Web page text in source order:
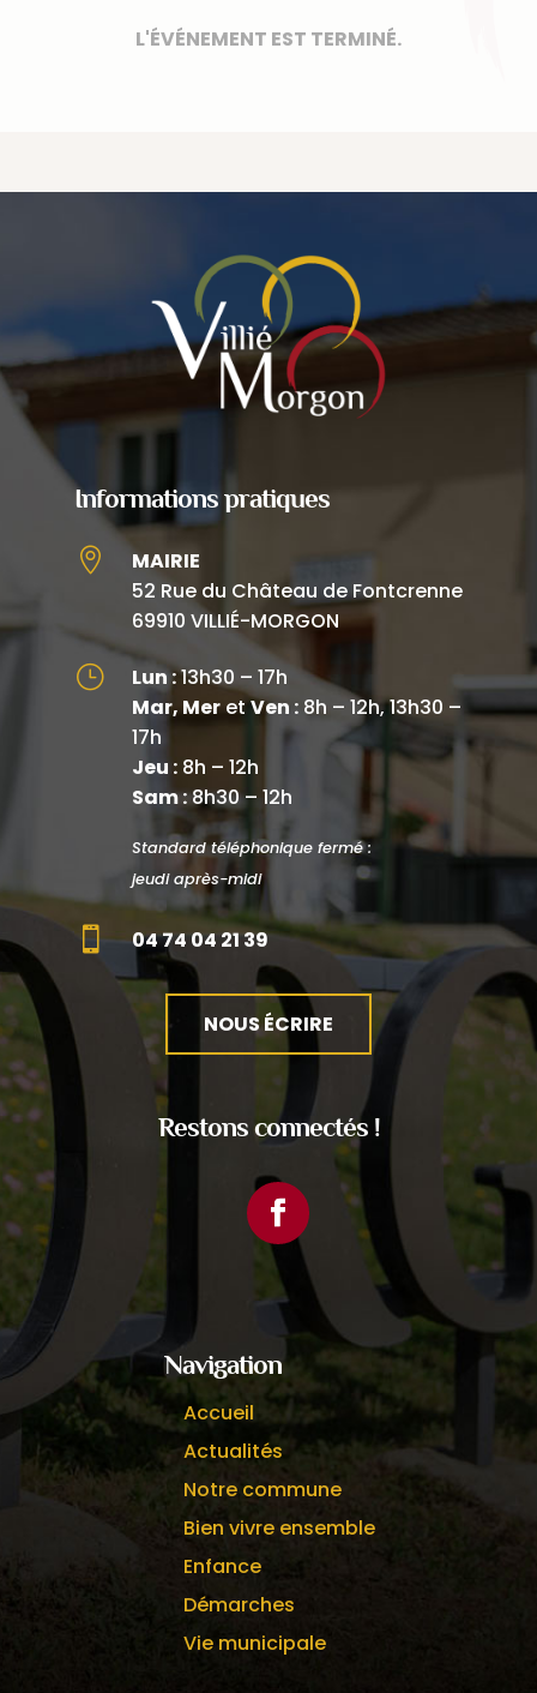
L'ÉVÉNEMENT EST TERMINÉ.
Informations pratiques

MAIRIE
52 Rue du Château de Fontcrenne
69910 VILLIÉ-MORGON
} Lun :13h30 – 17h
Mar, MeretVen :8h – 12h, 13h30 –
17h
Jeu :8h – 12h
Sam :8h30 – 12h
Standard téléphonique fermé :
jeudi après-midi
 04 74 04 21 39
NOUS ÉCRIRE
Restons connectés !
Facebook
Navigation
Accueil
Actualités
Notre commune
Bien vivre ensemble
Enfance
Démarches
Vie municipale